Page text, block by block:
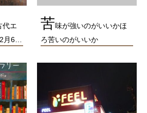
代エ
月6…
苦味が強いのがいいかほ
ろ苦いのがいいか